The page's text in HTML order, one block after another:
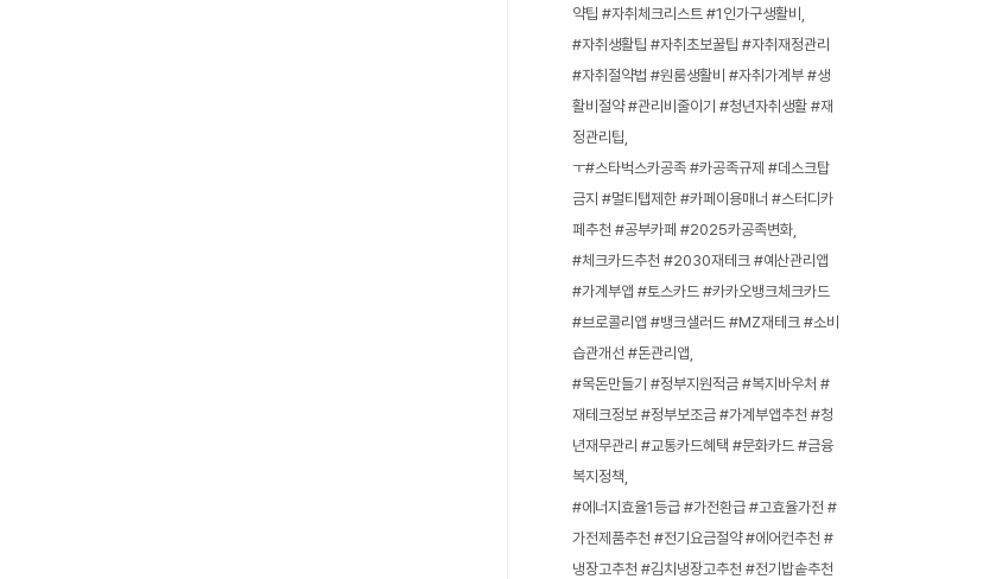
약팁 #자취체크리스트 #1인가구생활비
#자취생활팁 #자취초보꿀팁 #자취재정관리
#자취절약법 #원룸생활비 #자취가계부 #생
활비절약 #관리비줄이기 #청년자취생활 #재
정관리팁
ㅜ#스타벅스카공족 #카공족규제 #데스크탑
금지 #멀티탭제한 #카페이용매너 #스터디카
페추천 #공부카페 #2025카공족변화
#체크카드추천 #2030재테크 #예산관리앱
#가계부앱 #토스카드 #카카오뱅크체크카드
#브로콜리앱 #뱅크샐러드 #MZ재테크 #소비
습관개선 #돈관리앱
#목돈만들기 #정부지원적금 #복지바우처 #
재테크정보 #정부보조금 #가계부앱추천 #청
년재무관리 #교통카드혜택 #문화카드 #금융
복지정책
#에너지효율1등급 #가전환급 #고효율가전 #
가전제품추천 #전기요금절약 #에어컨추천 #
냉장고추천 #김치냉장고추천 #전기밥솥추천